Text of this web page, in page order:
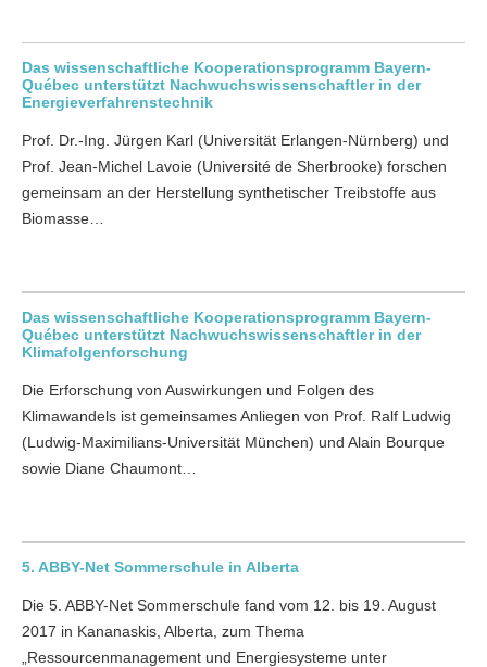
Das wissenschaftliche Kooperationsprogramm Bayern-
Québec unterstützt Nachwuchswissenschaftler in der
Energieverfahrenstechnik
Prof. Dr.-Ing. Jürgen Karl (Universität Erlangen-Nürnberg) und
Prof. Jean-Michel Lavoie (Université de Sherbrooke) forschen
gemeinsam an der Herstellung synthetischer Treibstoffe aus
Biomasse…
Das wissenschaftliche Kooperationsprogramm Bayern-
Québec unterstützt Nachwuchswissenschaftler in der
Klimafolgenforschung
Die Erforschung von Auswirkungen und Folgen des
Klimawandels ist gemeinsames Anliegen von Prof. Ralf Ludwig
(Ludwig-Maximilians-Universität München) und Alain Bourque
sowie Diane Chaumont…
5. ABBY-Net Sommerschule in Alberta
Die 5. ABBY-Net Sommerschule fand vom 12. bis 19. August
2017 in Kananaskis, Alberta, zum Thema
„Ressourcenmanagement und Energiesysteme unter